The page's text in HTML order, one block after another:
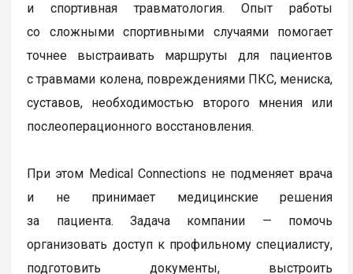
и спортивная травматология. Опыт работы
со сложными спортивными случаями помогает
точнее выстраивать маршруты для пациентов
с травмами колена, повреждениями ПКС, мениска,
суставов, необходимостью второго мнения или
послеоперационного восстановления.
При этом Medical Connections не подменяет врача
и не принимает медицинские решения
за пациента. Задача компании — помочь
организовать доступ к профильному специалисту,
подготовить документы, выстроить